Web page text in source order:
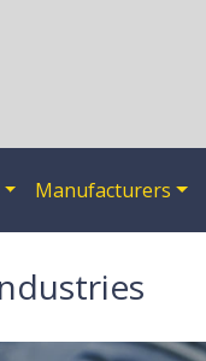
Manufacturers